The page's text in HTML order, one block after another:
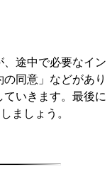
途中で必要なイン
同意」などがあり
いきます。最後に
ましょう。